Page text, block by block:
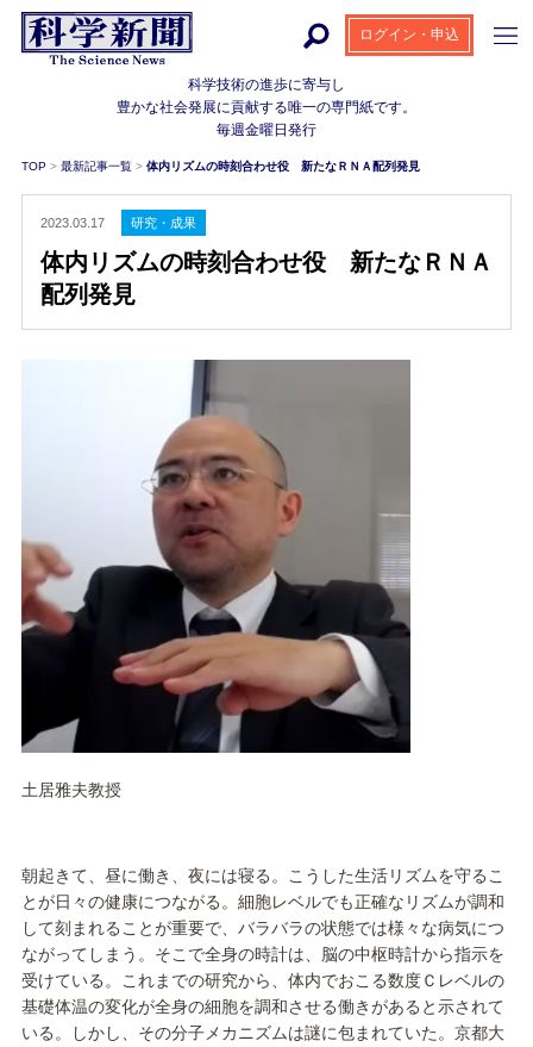
科学技術の進歩に寄与し
豊かな社会発展に貢献する唯一の専門紙です。
毎週金曜日発行
ログイン・申込
TOP > 最新記事一覧 > 体内リズムの時刻合わせ役 新たなＲＮＡ配列発見
2023.03.17 研究・成果
体内リズムの時刻合わせ役 新たなＲＮＡ
配列発見
土居雅夫教授
朝起きて、昼に働き、夜には寝る。こうした生活リズムを守るこ
とが日々の健康につながる。細胞レベルでも正確なリズムが調和
して刻まれることが重要で、バラバラの状態では様々な病気につ
ながってしまう。そこで全身の時計は、脳の中枢時計から指示を
受けている。これまでの研究から、体内でおこる数度Ｃレベルの
基礎体温の変化が全身の細胞を調和させる働きがあると示されて
いる。しかし、その分子メカニズムは謎に包まれていた。京都大